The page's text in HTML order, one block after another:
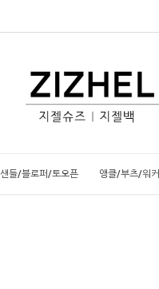
샌들/블로퍼/토오픈 앵클/부츠/워커